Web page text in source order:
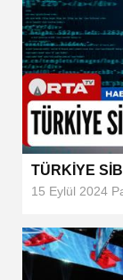
TÜRKİYE
15 Eylül 2024